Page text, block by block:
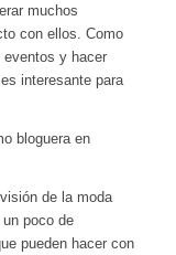
muchos
con ellos. Como
eventos y hacer
interesante para
bloguera en
de la moda
poco de
pueden hacer con